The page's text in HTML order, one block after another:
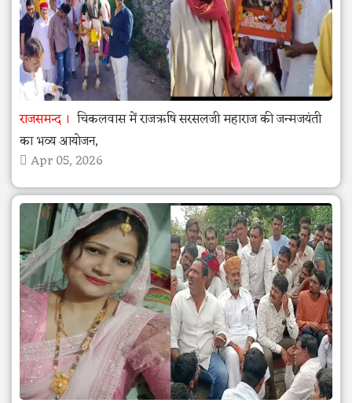
राजसमन्द
चिकलवास में राजऋषि सरसलजी महाराज की जन्मजयंती
का भव्य आयोजन,
Apr 05, 2026